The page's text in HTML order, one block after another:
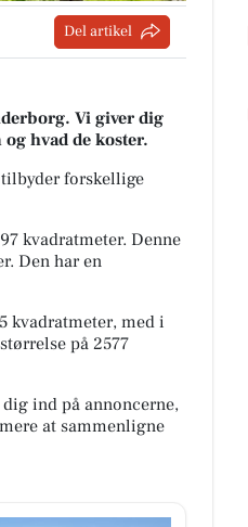
Del artikel
Vi giver dig
hvad de koster.
forskellige
kvadratmeter. Denne
Den har en
kvadratmeter, med i
på 2577
ind på annoncerne,
at sammenligne
Silkeborg-